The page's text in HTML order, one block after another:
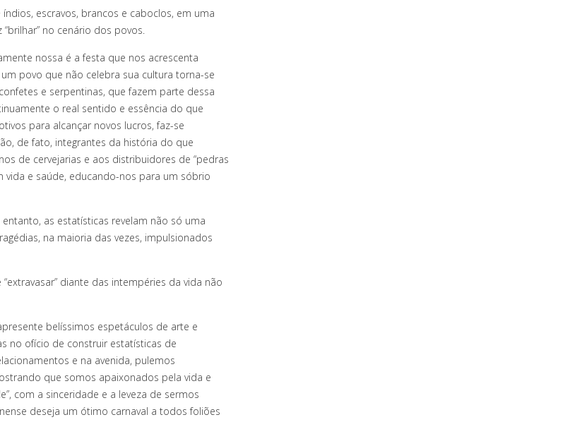
escravos, brancos e caboclos, em uma
no cenário dos povos.
nossa é a festa que nos acrescenta
povo que não celebra sua cultura torna-se
e serpentinas, que fazem parte dessa
o real sentido e essência do que
para alcançar novos lucros, faz-se
de fato, integrantes da história do que
de cervejarias e aos distribuidores de “pedras
vida e saúde, educando-nos para um sóbrio
as estatísticas revelam não só uma
na maioria das vezes, impulsionados
diante das intempéries da vida não
belíssimos espetáculos de arte e
no ofício de construir estatísticas de
e na avenida, pulemos
que somos apaixonados pela vida e
com a sinceridade e a leveza de sermos
deseja um ótimo carnaval a todos foliões